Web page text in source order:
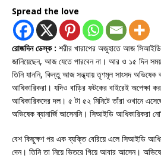
Spread the love
রোজদিন ডেস্ক : শরীর খারাপের অজুহাতে আজ
জানিয়েছেন, আজ যেতে পারবেন না। আর ও ১৫ দিন
তিনি যাননি, কিন্তু আজ সন্ধ্যায় তৃণমূল সাংসদ অভিষেক
আধিকারিকরা। যদিও বাড়ির ফটকের বাইরেই অপেক্ষা
আধিকারিকদের দল। ৫ টা ৫২ মিনিটে তাঁরা ওখানে
অভিষেক ব্যানার্জি আসেননি। সিআইডি আধিকারিকরা
বেশ কিছুক্ষণ পর এক ব্যক্তি বেরিয়ে এলে সিআইডি
দেন। তিনি তা নিয়ে ভিতরে গিয়ে আবার আসেন।